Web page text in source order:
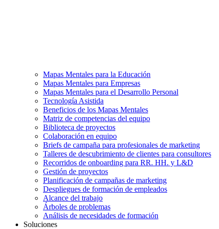
Mapas Mentales para la Educación
Mapas Mentales para Empresas
Mapas Mentales para el Desarrollo Personal
Tecnología Asistida
Beneficios de los Mapas Mentales
Matriz de competencias del equipo
Biblioteca de proyectos
Colaboración en equipo
Briefs de campaña para profesionales de marketing
Talleres de descubrimiento de clientes para consultores
Recorridos de onboarding para RR. HH. y L&D
Gestión de proyectos
Planificación de campañas de marketing
Despliegues de formación de empleados
Alcance del trabajo
Árboles de problemas
Análisis de necesidades de formación
Soluciones